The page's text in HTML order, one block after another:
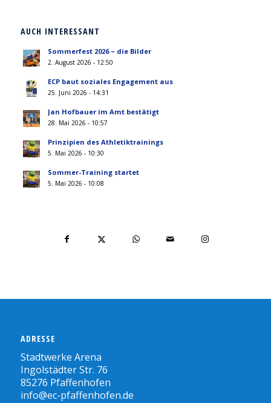
AUCH INTERESSANT
Sommerfest 2026 – die Bilder
2. August 2026 - 12:50
ECP baut soziales Engagement aus
25. Juni 2026 - 14:31
Jan Hofbauer im Amt bestätigt
28. Mai 2026 - 10:57
Prinzipien des Athletiktrainings
5. Mai 2026 - 10:30
Sommer-Training startet
5. Mai 2026 - 10:08
ADRESSE
Stadtwerke Arena
Ingolstädter Str. 76
85276 Pfaffenhofen
info@ec-pfaffenhofen.de